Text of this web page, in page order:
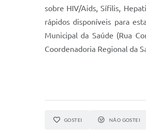
sobre HIV/Aids, Sífilis,
rápidos disponíveis para
Municipal da Saúde (Rua
Coordenadoria Regional da
GOSTEI NÃO GOSTEI